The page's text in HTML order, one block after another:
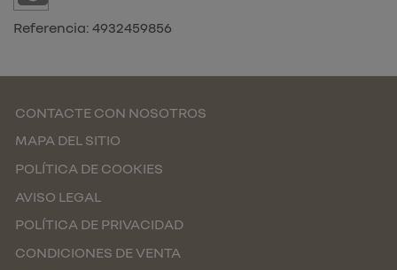
Referencia: 4932459856
CONTACTE CON NOSOTROS
MAPA DEL SITIO
POLÍTICA DE COOKIES
AVISO LEGAL
POLÍTICA DE PRIVACIDAD
CONDICIONES DE VENTA